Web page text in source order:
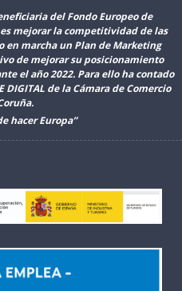
del Fondo Europeo de
mejorar la competitividad de las
en marcha un Plan de Marketing
de mejorar su posicionamiento
el año 2022. Para ello ha contado
DIGITAL de la Cámara de Comercio
hacer Europa”